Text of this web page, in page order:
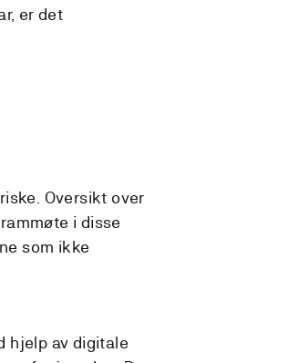
er det
Oversikt over
i disse
som ikke
hjelp av digitale